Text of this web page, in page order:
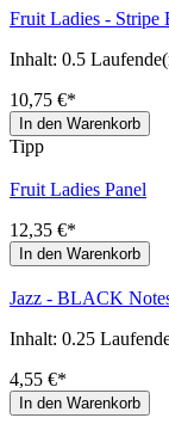
Fruit Ladies - Stripe
Inhalt: 0.5
10,75 €*
In den Warenkorb
Tipp
Fruit Ladies Panel
12,35 €*
In den Warenkorb
Jazz - BLACK
Inhalt: 0.25
4,55 €*
In den Warenkorb